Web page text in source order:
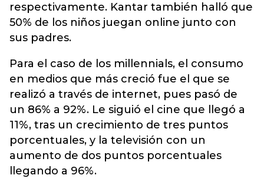
respectivamente. Kantar también halló que
50% de los niños juegan online junto con
sus padres.
Para el caso de los millennials, el consumo
en medios que más creció fue el que se
realizó a través de internet, pues pasó de
un 86% a 92%. Le siguió el cine que llegó a
11%, tras un crecimiento de tres puntos
porcentuales, y la televisión con un
aumento de dos puntos porcentuales
llegando a 96%.